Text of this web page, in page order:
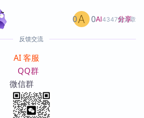
AI4347篇文章
0 0 分享
反馈交流
AI 客服
QQ群
微信群